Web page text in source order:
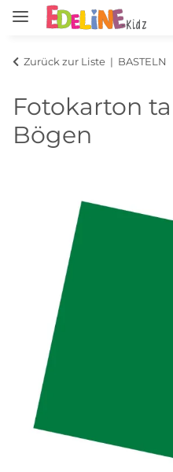
Zurück zur Liste BASTELN
Fotokarton
Bögen